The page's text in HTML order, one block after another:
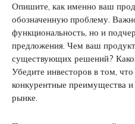
Опишите, как именно ваш
обозначенную проблему.
функциональность, но и
предложения. Чем ваш
существующих решений?
Убедите инвесторов в том,
конкурентные преимущества
рынке.